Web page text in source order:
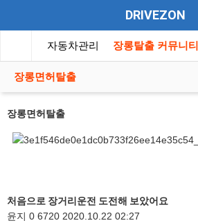
DRIVEZON
자동차관리 장롱탈출 커뮤니티
장롱면허탈출
장롱면허탈출
처음으로 장거리운전 도전해 보았어요
윤지 0 6720 2020.10.22 02:27